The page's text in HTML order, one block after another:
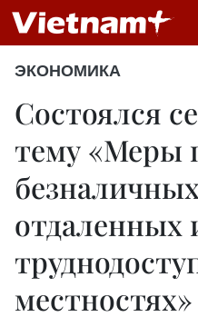
ЭКОНОМИКА
Состоялся
тему «Меры
отдаленных
местностях»